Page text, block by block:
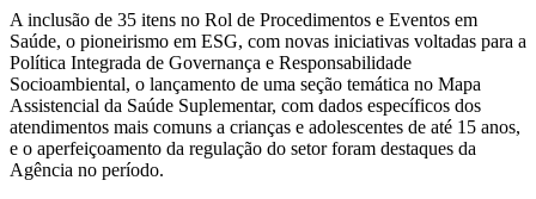
A inclusão de 35 itens no Rol de Procedimentos e Eventos em
Saúde, o pioneirismo em ESG, com novas iniciativas voltadas para a
Política Integrada de Governança e Responsabilidade
Socioambiental, o lançamento de uma seção temática no Mapa
Assistencial da Saúde Suplementar, com dados específicos dos
atendimentos mais comuns a crianças e adolescentes de até 15 anos,
e o aperfeiçoamento da regulação do setor foram destaques da
Agência no período.